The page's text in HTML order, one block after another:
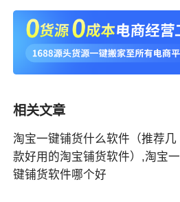
相关文章
淘宝一键铺货什么软件（推荐几
款好用的淘宝铺货软件）,淘宝一
键铺货软件哪个好